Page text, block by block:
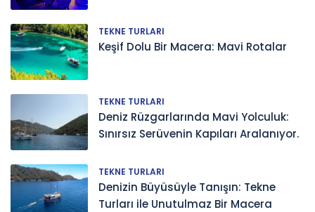
TEKNE TURLARI
Keşif Dolu Bir Macera: Mavi Rotalar
TEKNE TURLARI
Deniz Rüzgarlarında Mavi Yolculuk:
Sınırsız Serüvenin Kapıları Aralanıyor.
TEKNE TURLARI
Denizin Büyüsüyle Tanışın: Tekne
Turları ile Unutulmaz Bir Macera